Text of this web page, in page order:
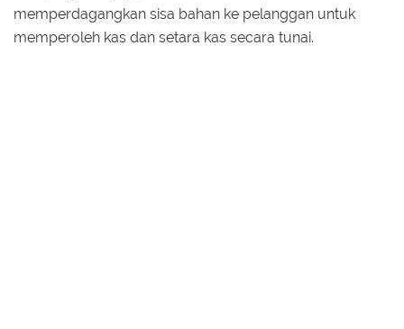
memperdagangkan sisa bahan ke pelanggan untuk
memperoleh kas dan setara kas secara tunai.